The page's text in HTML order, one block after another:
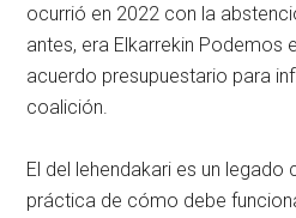
ocurrió en 2022 con la
antes, era Elkarrekin Podemos
acuerdo presupuestario para
coalición.
El del lehendakari es un legado
práctica de cómo debe